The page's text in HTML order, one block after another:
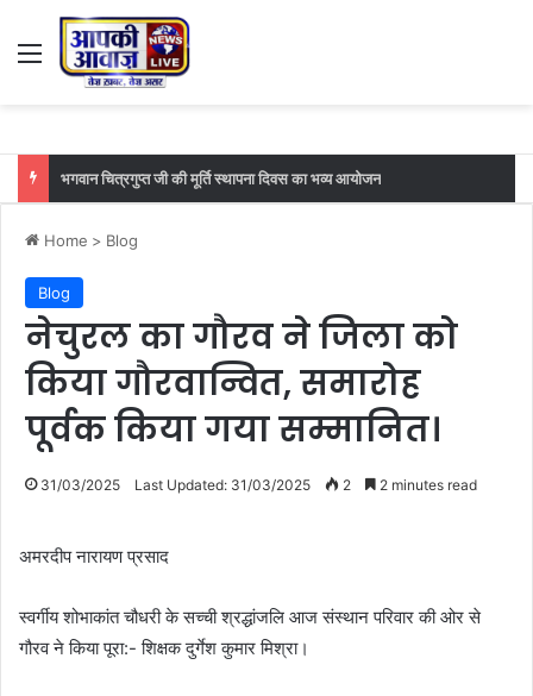
Menu
Home > Blog
Blog
नेचुरल का गौरव ने जिला को
किया गौरवान्वित, समारोह
पूर्वक किया गया सम्मानित।
31/03/2025 Last Updated: 31/03/2025 2 2 minutes read
अमरदीप नारायण प्रसाद
स्वर्गीय शोभाकांत चौधरी के सच्ची श्रद्धांजलि आज संस्थान परिवार की ओर से
गौरव ने किया पूरा:- शिक्षक दुर्गेश कुमार मिश्रा।